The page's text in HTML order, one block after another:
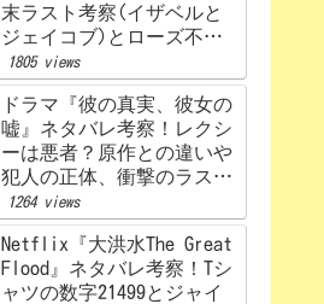
末ラスト考察(イザベルと
ジェイコブ)とローズ不在
の理由を解説‼
1805 views
ドラマ『彼の真実、彼女の
嘘』ネタバレ考察！レクシ
ーは悪者？原作との違いや
犯人の正体、衝撃のラスト
まで完全解説
1264 views
Netflix『大洪水The Great
Flood』ネタバレ考察！Tシ
ャツの数字21499とジャイ